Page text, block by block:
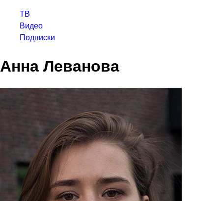
ТВ
Видео
Подписки
Анна Леванова